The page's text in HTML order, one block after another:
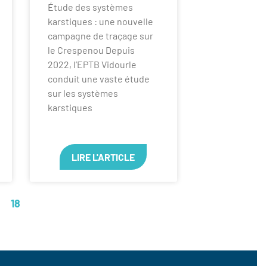
Étude des systèmes
karstiques : une nouvelle
campagne de traçage sur
le Crespenou Depuis
2022, l’EPTB Vidourle
conduit une vaste étude
sur les systèmes
karstiques
LIRE L'ARTICLE
18